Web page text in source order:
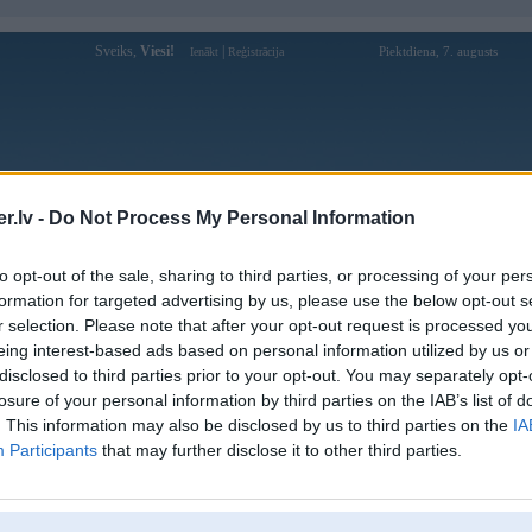
- Do Not Process My Personal Information
opt-out of the sale, sharing to third parties, or processing of your
for targeted advertising by us, please use the below opt-out
selection. Please note that after your opt-out request is processed
interest-based ads based on personal information utilized by us
to third parties prior to your opt-out. You may separately
of your personal information by third parties on the IAB’s list of
This information may also be disclosed by us to third parties on the
Participants that may further disclose it to other third parties.
Sveiks, Viesi! Ienākt Reģistrācija Piektdiena, 7. augusts
Forums Galerijas Reģistrācija Lietotāji
Lietotāja FC profils
Pēdējo reizi manīts: 15. Aug 2016, 07:55
Lietotājvārds:
FC
Braucu ar:
HM-1682
Ziņojumi forumā:
[Pēdējie ziņojumi forumā]